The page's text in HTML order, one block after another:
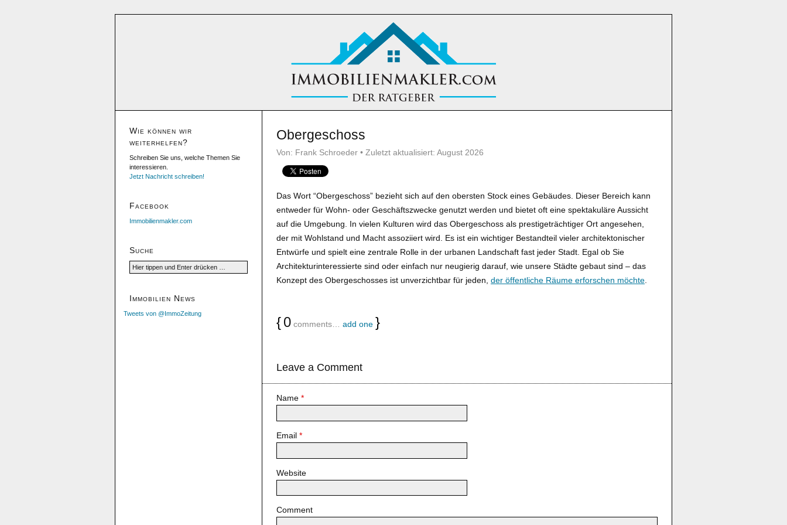
Obergeschoss
Von: Frank Schroeder • Zuletzt aktualisiert: August 2026
Das Wort “Obergeschoss” bezieht sich auf den obersten Stock eines Gebäudes. Dieser Bereich kann
entweder für Wohn- oder Geschäftszwecke genutzt werden und bietet oft eine spektakuläre Aussicht
auf die Umgebung. In vielen Kulturen wird das Obergeschoss als prestigeträchtiger Ort angesehen,
der mit Wohlstand und Macht assoziiert wird. Es ist ein wichtiger Bestandteil vieler architektonischer
Entwürfe und spielt eine zentrale Rolle in der urbanen Landschaft fast jeder Stadt. Egal ob Sie
Architekturinteressierte sind oder einfach nur neugierig darauf, wie unsere Städte gebaut sind – das
Konzept des Obergeschosses ist unverzichtbar für jeden, der öffentliche Räume erforschen möchte
{0 comments… add one }
Leave a Comment
Name *
Email *
Website
Comment
Wie können wir
weiterhelfen?
Schreiben Sie uns, welche Themen Sie
interessieren.
Jetzt Nachricht schreiben!
Facebook
Immobilienmakler.com
Suche
Immobilien News
Tweets von @ImmoZeitung